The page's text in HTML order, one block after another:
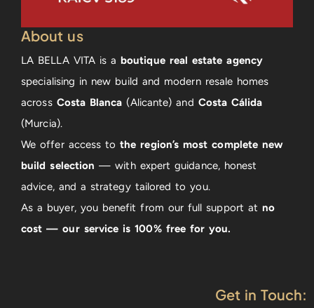
About us
LA BELLA VITA is a boutique real estate agency
specialising in new build and modern resale homes
across Costa Blanca(Alicante) and Costa Cálida
(Murcia).
We offer access tothe region’s most complete new
build selection — with expert guidance, honest
advice, and a strategy tailored to you.
As a buyer, you benefit from our full support at no
cost — our service is 100% free for you.
Get in Touch: